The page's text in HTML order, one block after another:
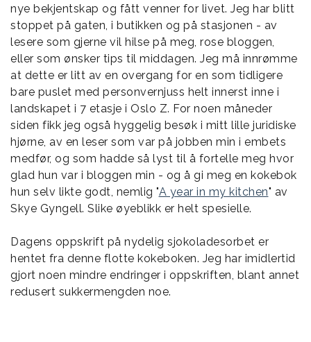
nye bekjentskap og fått venner for livet. Jeg har blitt
stoppet på gaten, i butikken og på stasjonen - av
lesere som gjerne vil hilse på meg, rose bloggen,
eller som ønsker tips til middagen. Jeg må innrømme
at dette er litt av en overgang for en som tidligere
bare puslet med personvernjuss helt innerst inne i
landskapet i 7 etasje i Oslo Z. For noen måneder
siden fikk jeg også hyggelig besøk i mitt lille juridiske
hjørne, av en leser som var på jobben min i embets
medfør, og som hadde så lyst til å fortelle meg hvor
glad hun var i bloggen min - og å gi meg en kokebok
hun selv likte godt, nemlig "A year in my kitchen" av
Skye Gyngell. Slike øyeblikk er helt spesielle.
Dagens oppskrift på nydelig sjokoladesorbet er
hentet fra denne flotte kokeboken. Jeg har imidlertid
gjort noen mindre endringer i oppskriften, blant annet
redusert sukkermengden noe.